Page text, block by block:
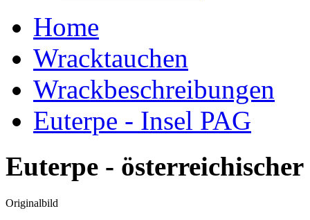
Home
Wracktauchen
Wrackbeschreibungen
Euterpe - Insel PAG
Euterpe -
Originalbild